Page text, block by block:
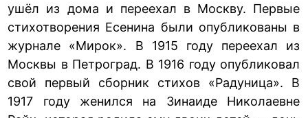
ушёл из дома и переехал в Москву. Первые
стихотворения Есенина были опубликованы в
журнале «Мирок». В 1915 году переехал из
Москвы в Петроград. В 1916 году опубликовал
свой первый сборник стихов «Радуница». В
1917 году женился на Зинаиде Николаевне